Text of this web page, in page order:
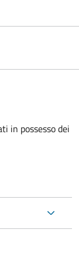
in possesso dei